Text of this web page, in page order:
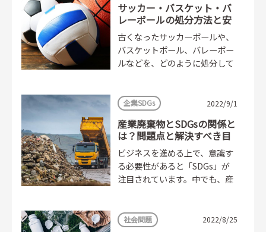
サッカー・バスケット・バ
レーボールの処分方法と安
全な捨て方
古くなったサッカーボールや、
バスケットボール、バレーボー
ルなどを、どのように処分して
せないごみ」なのか、...
企業SDGs 2022/9/1
産業廃棄物とSDGsの関係と
は？問題点と解決すべき目
標を解説
ビジネスを進める上で、意識す
る必要性があると「SDGs」が
注目されています。中でも、産
を抱く人も多いはずです。...
社会問題 2022/8/25